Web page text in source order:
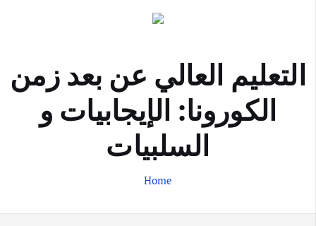
التعليم العالي عن بعد زمن
الكورونا: الإيجابيات و
السلبيات
Home